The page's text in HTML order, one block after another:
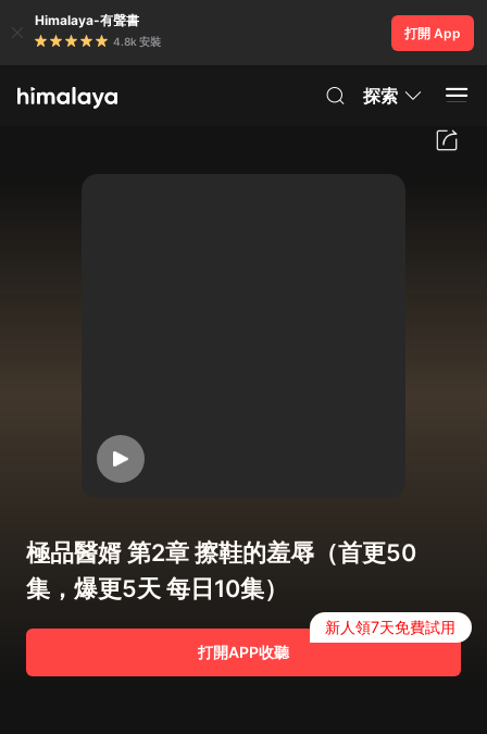
Himalaya-有聲書
4.8k 安裝
打開 App
探索
極品醫婿 第2章 擦鞋的羞辱（首更50
集，爆更5天 每日10集）
打開APP收聽
新人領7天免費試用